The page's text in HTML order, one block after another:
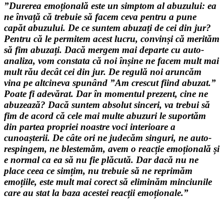
”Durerea emoțională este un simptom al abuzului: ea
ne învață că trebuie să facem ceva pentru a pune
capăt abuzului. De ce suntem abuzați de cei din jur?
Pentru că le permitem acest lucru, convinși că merităm
să fim abuzați. Dacă mergem mai departe cu auto-
analiza, vom constata că noi înșine ne facem mult mai
mult rău decât cei din jur. De regulă noi aruncăm
vina pe altcineva spunând ”Am crescut fiind abuzat.”
Poate fi adevărat. Dar în momentul prezent, cine ne
abuzează? Dacă suntem absolut sinceri, va trebui să
fim de acord că cele mai multe abuzuri le suportăm
din partea propriei noastre voci interioare a
cunoașterii. De câte ori ne judecăm singuri, ne auto-
respingem, ne blestemăm, avem o reacție emoțională și
e normal ca ea să nu fie plăcută. Dar dacă nu ne
place ceea ce simțim, nu trebuie să ne reprimăm
emoțiile, este mult mai corect să eliminăm minciunile
care au stat la baza acestei reacții emoționale.”